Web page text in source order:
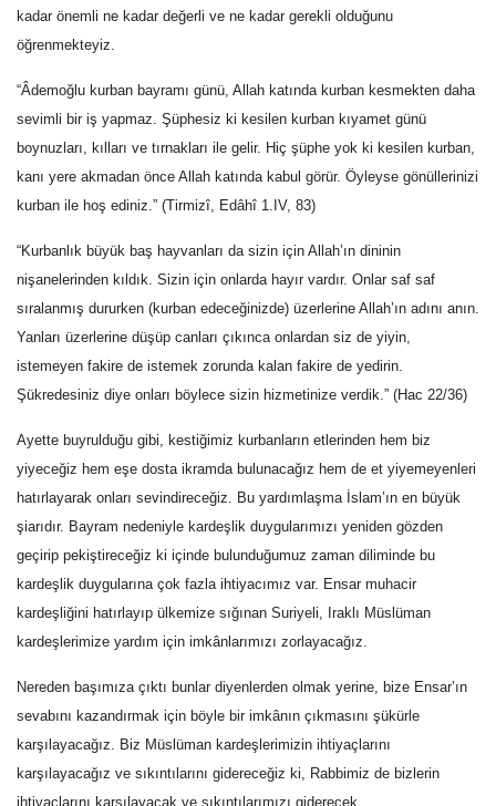
kadar önemli ne kadar değerli ve ne kadar gerekli olduğunu
öğrenmekteyiz.
“Âdemoğlu kurban bayramı günü, Allah katında kurban kesmekten daha
sevimli bir iş yapmaz. Şüphesiz ki kesilen kurban kıyamet günü
boynuzları, kılları ve tırnakları ile gelir. Hiç şüphe yok ki kesilen kurban,
kanı yere akmadan önce Allah katında kabul görür. Öyleyse gönüllerinizi
kurban ile hoş ediniz.” (Tirmizî, Edâhî 1.IV, 83)
“Kurbanlık büyük baş hayvanları da sizin için Allah’ın dininin
nişanelerinden kıldık. Sizin için onlarda hayır vardır. Onlar saf saf
sıralanmış dururken (kurban edeceğinizde) üzerlerine Allah’ın adını anın.
Yanları üzerlerine düşüp canları çıkınca onlardan siz de yiyin,
istemeyen fakire de istemek zorunda kalan fakire de yedirin.
Şükredesiniz diye onları böylece sizin hizmetinize verdik.” (Hac 22/36)
Ayette buyrulduğu gibi, kestiğimiz kurbanların etlerinden hem biz
yiyeceğiz hem eşe dosta ikramda bulunacağız hem de et yiyemeyenleri
hatırlayarak onları sevindireceğiz. Bu yardımlaşma İslam’ın en büyük
şiarıdır. Bayram nedeniyle kardeşlik duygularımızı yeniden gözden
geçirip pekiştireceğiz ki içinde bulunduğumuz zaman diliminde bu
kardeşlik duygularına çok fazla ihtiyacımız var. Ensar muhacir
kardeşliğini hatırlayıp ülkemize sığınan Suriyeli, Iraklı Müslüman
kardeşlerimize yardım için imkânlarımızı zorlayacağız.
Nereden başımıza çıktı bunlar diyenlerden olmak yerine, bize Ensar’ın
sevabını kazandırmak için böyle bir imkânın çıkmasını şükürle
karşılayacağız. Biz Müslüman kardeşlerimizin ihtiyaçlarını
karşılayacağız ve sıkıntılarını gidereceğiz ki, Rabbimiz de bizlerin
ihtiyaçlarını karşılayacak ve sıkıntılarımızı giderecek.